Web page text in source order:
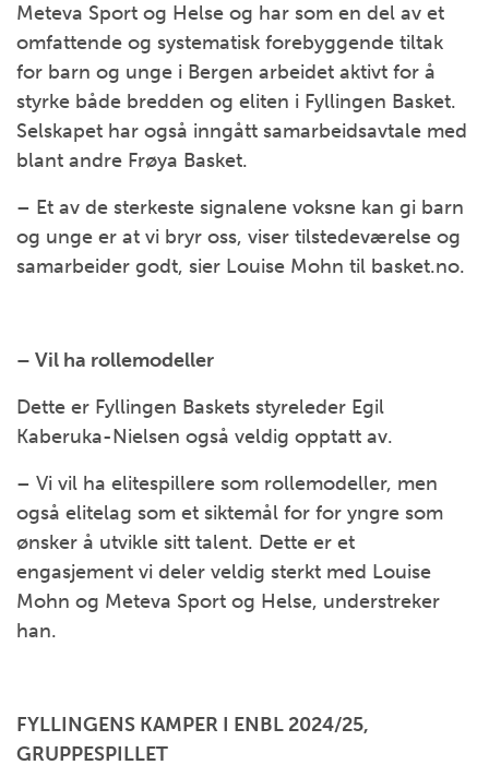
Meteva Sport og Helse og har som en del av et
omfattende og systematisk forebyggende tiltak
for barn og unge i Bergen arbeidet aktivt for å
styrke både bredden og eliten i Fyllingen Basket.
Selskapet har også inngått samarbeidsavtale med
blant andre Frøya Basket.
– Et av de sterkeste signalene voksne kan gi barn
og unge er at vi bryr oss, viser tilstedeværelse og
samarbeider godt, sier Louise Mohn til basket.no.
– Vil ha rollemodeller
Dette er Fyllingen Baskets styreleder Egil
Kaberuka-Nielsen også veldig opptatt av.
– Vi vil ha elitespillere som rollemodeller, men
også elitelag som et siktemål for for yngre som
ønsker å utvikle sitt talent. Dette er et
engasjement vi deler veldig sterkt med Louise
Mohn og Meteva Sport og Helse, understreker
han.
FYLLINGENS KAMPER I ENBL 2024/25,
GRUPPESPILLET